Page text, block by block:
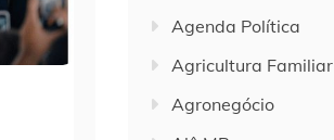
Agenda Política
Agricultura Familiar
Agronegócio